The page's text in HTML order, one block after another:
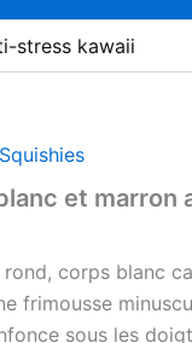
stress kawaii
Squishies
et marron
corps blanc
frimousse
sous les